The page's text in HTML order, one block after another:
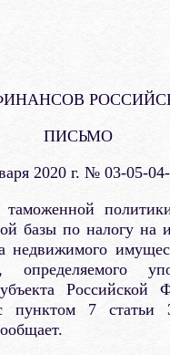
ПИСЬМО
2020 г. № 03-05-
таможенной
базы по налогу на
недвижимого
определяемого
Российской
7 статьи